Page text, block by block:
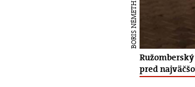
BORIS NÉMETH
pred